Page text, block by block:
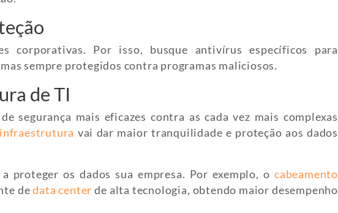
corporativas. Por isso, busque antivírus específicos para
sempre protegidos contra programas maliciosos.
de TI
segurança mais eficazes contra as cada vez mais complexas
infraestrutura vai dar maior tranquilidade e proteção aos dados
proteger os dados sua empresa. Por exemplo, o cabeamento
dedata center de alta tecnologia, obtendo maior desempenho